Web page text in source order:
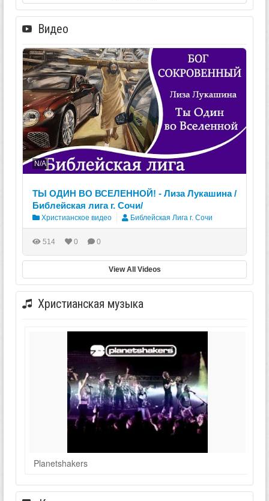
Видео
N/A
ТЫ ОДИН ВО ВСЕЛЕННОЙ! - Лиза Лукашина /
Библейская лига г. Сочи/
Христианское видео Библейская Лига г. Сочи
514 0 0
View All Videos
Христианская музыка
Planetshakers